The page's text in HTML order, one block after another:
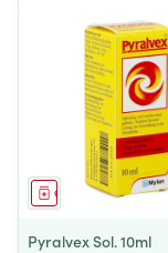
Geneesmiddel
Pyralvex Sol. 10ml